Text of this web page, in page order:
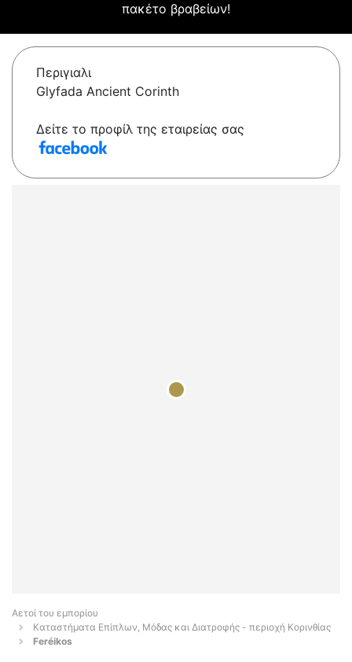
πακέτο βραβείων!
Περιγιαλι
Glyfada Ancient Corinth
Δείτε το προφίλ της εταιρείας σας
Αετοί του εμπορίου
Καταστήματα Επίπλων, Μόδας και Διατροφής - περιοχή Κορινθίας
Feréikos